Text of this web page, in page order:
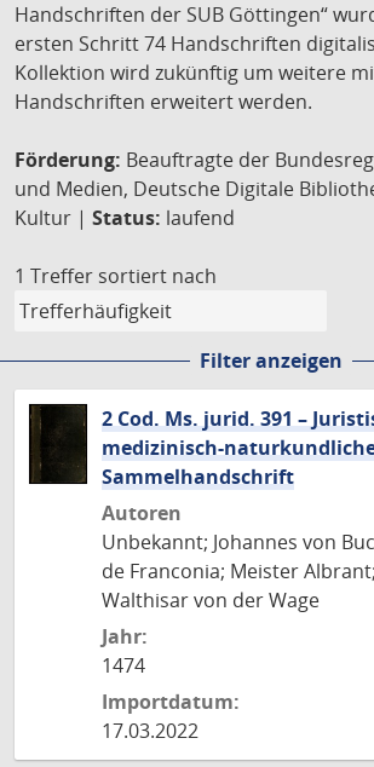
Handschriften der SUB Göttingen“
ersten Schritt 74 Handschriften
Kollektion wird zukünftig um weitere
Handschriften erweitert werden.
Förderung: Beauftragte der
und Medien, Deutsche Digitale
Kultur | Status: laufend
1 Treffer sortiert nach
Filter anzeigen
2 Cod. Ms. jurid. 391 –
medizinisch-
Sammelhandschrift
Autoren
Unbekannt; Johannes von
de Franconia; Meister
Walthisar von der Wage
Jahr:
1474
Importdatum:
17.03.2022